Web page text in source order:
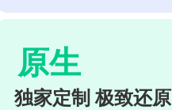
原生
独家定制 极致还原